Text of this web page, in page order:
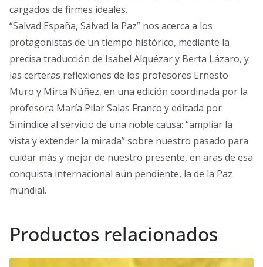
cargados de firmes ideales.
“Salvad España, Salvad la Paz” nos acerca a los
protagonistas de un tiempo histórico, mediante la
precisa traducción de Isabel Alquézar y Berta Lázaro, y
las certeras reflexiones de los profesores Ernesto
Muro y Mirta Núñez, en una edición coordinada por la
profesora María Pilar Salas Franco y editada por
Siníndice al servicio de una noble causa: “ampliar la
vista y extender la mirada” sobre nuestro pasado para
cuidar más y mejor de nuestro presente, en aras de esa
conquista internacional aún pendiente, la de la Paz
mundial.
Productos relacionados